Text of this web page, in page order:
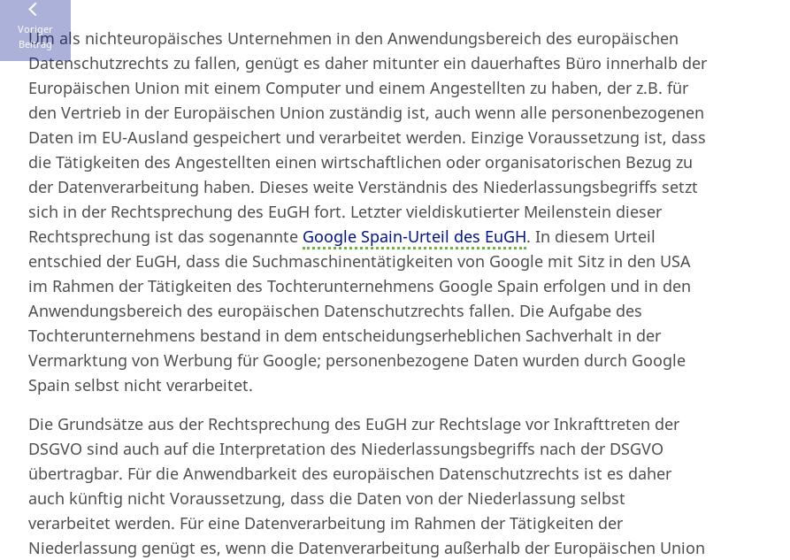
Um als nichteuropäisches Unternehmen in den Anwendungsbereich des europäischen
Datenschutzrechts zu fallen, genügt es daher mitunter ein dauerhaftes Büro innerhalb der
Europäischen Union mit einem Computer und einem Angestellten zu haben, der z.B. für
den Vertrieb in der Europäischen Union zuständig ist, auch wenn alle personenbezogenen
Daten im EU-Ausland gespeichert und verarbeitet werden. Einzige Voraussetzung ist, dass
die Tätigkeiten des Angestellten einen wirtschaftlichen oder organisatorischen Bezug zu
der Datenverarbeitung haben. Dieses weite Verständnis des Niederlassungsbegriffs setzt
sich in der Rechtsprechung des EuGH fort. Letzter vieldiskutierter Meilenstein dieser
Rechtsprechung ist das sogenannte Google Spain-Urteil des EuGH. In diesem Urteil
entschied der EuGH, dass die Suchmaschinentätigkeiten von Google mit Sitz in den USA
im Rahmen der Tätigkeiten des Tochterunternehmens Google Spain erfolgen und in den
Anwendungsbereich des europäischen Datenschutzrechts fallen. Die Aufgabe des
Tochterunternehmens bestand in dem entscheidungserheblichen Sachverhalt in der
Vermarktung von Werbung für Google; personenbezogene Daten wurden durch Google
Spain selbst nicht verarbeitet.
Die Grundsätze aus der Rechtsprechung des EuGH zur Rechtslage vor Inkrafttreten der
DSGVO sind auch auf die Interpretation des Niederlassungsbegriffs nach der DSGVO
übertragbar. Für die Anwendbarkeit des europäischen Datenschutzrechts ist es daher
auch künftig nicht Voraussetzung, dass die Daten von der Niederlassung selbst
verarbeitet werden. Für eine Datenverarbeitung im Rahmen der Tätigkeiten der
Niederlassung genügt es, wenn die Datenverarbeitung außerhalb der Europäischen Union
Voriger
Beitrag